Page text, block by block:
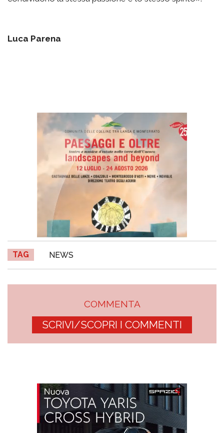
Luca Parena
TAG NEWS
COMMENTA
SCRIVI/SCOPRI I COMMENTI